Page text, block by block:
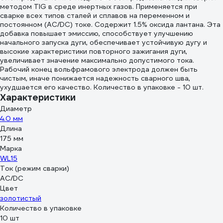
TIG полуавтомат
пруток/
нержавейка/ER308LSi/1,2/5кг
методом TIG в среде инертных газов. Применяется при
сварке всех типов сталей и сплавов на переменном и
постоянном (AC/DC) токе. Содержит 1.5% оксида лантана. Эта
добавка повышает эмиссию, способствует улучшению
начального запуска дуги, обеспечивает устойчивую дугу и
высокие характеристики повторного зажигания дуги,
увеличивает значение максимально допустимого тока.
Рабочий конец вольфрамового электрода должен быть
чистым, иначе понижается надежность сварного шва,
ухудшается его качество. Количество в упаковке - 10 шт.
Характеристики
Диаметр
4.0 мм
Длина
175 мм
Марка
WL15
Ток (режим сварки)
AC/DC
Цвет
золотистый
Количество в упаковке
10 шт